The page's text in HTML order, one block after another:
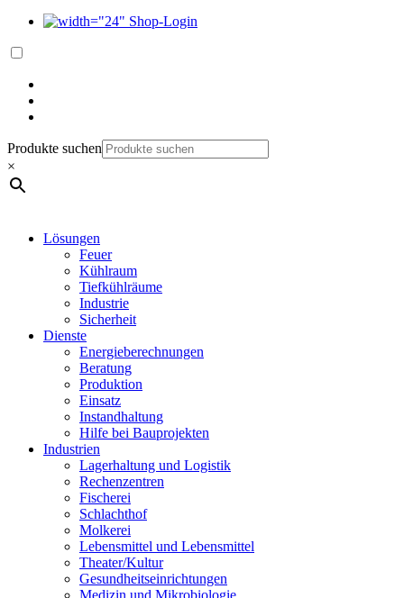
Shop-Login
Produkte suchen
×
Lösungen
Feuer
Kühlraum
Tiefkühlräume
Industrie
Sicherheit
Dienste
Energieberechnungen
Beratung
Produktion
Einsatz
Instandhaltung
Hilfe bei Bauprojekten
Industrien
Lagerhaltung und Logistik
Rechenzentren
Fischerei
Schlachthof
Molkerei
Lebensmittel und Lebensmittel
Theater/Kultur
Gesundheitseinrichtungen